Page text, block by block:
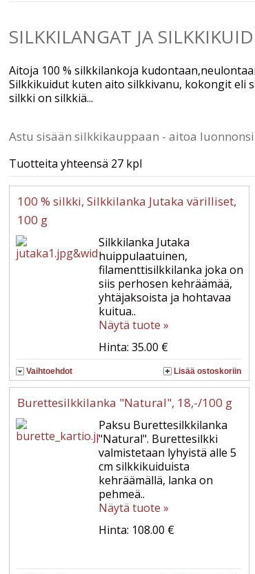
SILKKILANGAT JA
Aitoja 100 % silkkilankoja
Silkkikuidut kuten aito silkkivanu, kokongit eli
silkki on silkkiä...
Astu sisään silkkikauppaan - aitoa
Tuotteita yhteensä 27 kpl
100 % silkki, Silkkilanka Jutaka värilliset,
100 g
Silkkilanka Jutaka
huippulaatuinen,
filamenttisilkkilanka joka on
siis perhosen kehräämää,
yhtäjaksoista ja hohtavaa
kuitua..
Näytä tuote »
Hinta: 35.00 €
Vaihtoehdot Lisää ostoskoriin
Burettesilkkilanka "Natural", 18,-/100 g
Paksu Burettesilkkilanka
"Natural". Burettesilkki
valmistetaan lyhyistä alle 5
cm silkkikuiduista
kehräämällä, lanka on
pehmeä..
Näytä tuote »
Hinta: 108.00 €